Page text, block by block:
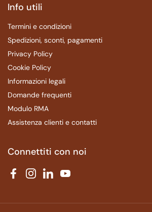
Info utili
Termini e condizioni
Spedizioni, sconti, pagamenti
Privacy Policy
Cookie Policy
Informazioni legali
Domande frequenti
Modulo RMA
Assistenza clienti e contatti
Connettiti con noi
FacebookInstagram
LinkedInYouTube